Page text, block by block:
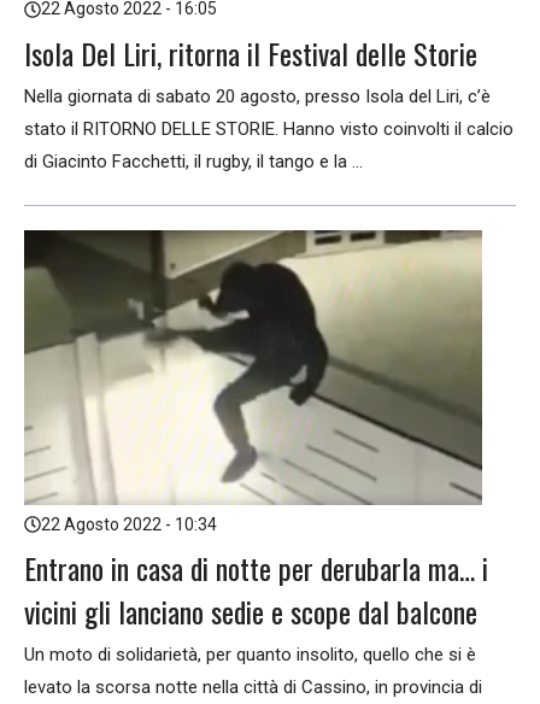
22 Agosto 2022 - 16:05
Isola Del Liri, ritorna il Festival delle Storie
Nella giornata di sabato 20 agosto, presso Isola del Liri, c’è
stato il RITORNO DELLE STORIE. Hanno visto coinvolti il calcio
di Giacinto Facchetti, il rugby, il tango e la ...
22 Agosto 2022 - 10:34
Entrano in casa di notte per derubarla ma… i
vicini gli lanciano sedie e scope dal balcone
Un moto di solidarietà, per quanto insolito, quello che si è
levato la scorsa notte nella città di Cassino, in provincia di